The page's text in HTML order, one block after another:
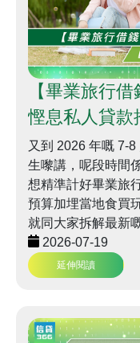
【畢業旅行
慳息私人貸款
族慳息貸款攻
又到 2026 年嘅 7-
生嚟講，呢段時間
想精準計好畢業旅
預算加埋當地食買
就同大家拆解最新
搵大專生貸款方案
用卡簽賬分期 vs 私
計到盡，輕鬆出發！
2026-07-19
延伸閱讀